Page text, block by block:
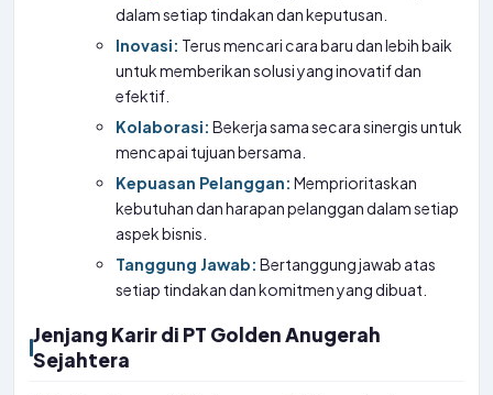
dalam setiap tindakan dan keputusan.
Inovasi: Terus mencari cara baru dan lebih baik
untuk memberikan solusi yang inovatif dan
efektif.
Kolaborasi: Bekerja sama secara sinergis untuk
mencapai tujuan bersama.
Kepuasan Pelanggan: Memprioritaskan
kebutuhan dan harapan pelanggan dalam setiap
aspek bisnis.
Tanggung Jawab: Bertanggung jawab atas
setiap tindakan dan komitmen yang dibuat.
Jenjang Karir di PT Golden Anugerah
Sejahtera